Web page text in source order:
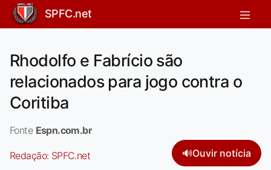
SPFC.net
Rhodolfo e Fabrício são
relacionados para jogo contra o
Coritiba
Fonte Espn.com.br
Redação: SPFC.net 🔊Ouvir notícia